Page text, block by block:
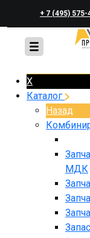
+ 7 (495) 575-
+ 7 (495)
X
Каталог
Назад
МДК